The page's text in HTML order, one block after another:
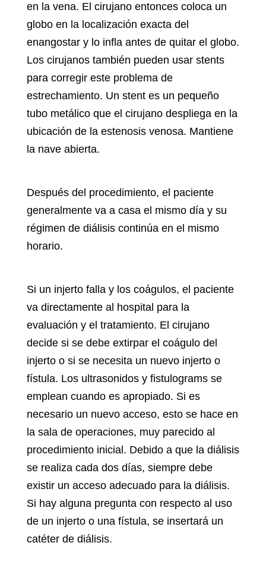
en la vena. El cirujano entonces coloca un
globo en la localización exacta del
enangostar y lo infla antes de quitar el globo.
Los cirujanos también pueden usar stents
para corregir este problema de
estrechamiento. Un stent es un pequeño
tubo metálico que el cirujano despliega en la
ubicación de la estenosis venosa. Mantiene
la nave abierta.
Después del procedimiento, el paciente
generalmente va a casa el mismo día y su
régimen de diálisis continúa en el mismo
horario.
Si un injerto falla y los coágulos, el paciente
va directamente al hospital para la
evaluación y el tratamiento. El cirujano
decide si se debe extirpar el coágulo del
injerto o si se necesita un nuevo injerto o
fístula. Los ultrasonidos y fistulograms se
emplean cuando es apropiado. Si es
necesario un nuevo acceso, esto se hace en
la sala de operaciones, muy parecido al
procedimiento inicial. Debido a que la diálisis
se realiza cada dos días, siempre debe
existir un acceso adecuado para la diálisis.
Si hay alguna pregunta con respecto al uso
de un injerto o una fístula, se insertará un
catéter de diálisis.